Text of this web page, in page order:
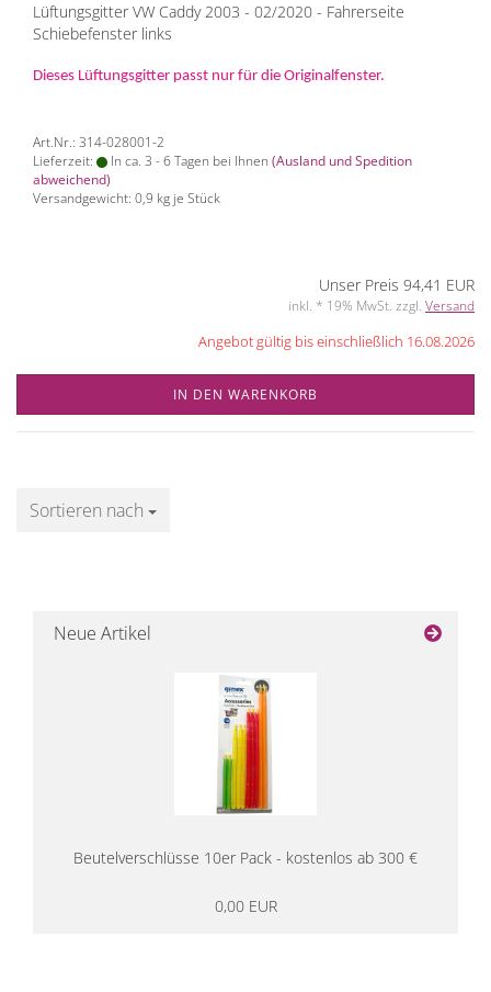
Lüftungsgitter VW Caddy 2003 - 02/2020 - Fahrerseite
Schiebefenster links
Dieses Lüftungsgitter passt nur für die Originalfenster.
Art.Nr.: 314-028001-2
Lieferzeit:
In ca. 3 - 6 Tagen bei Ihnen (Ausland und Spedition
abweichend)
Versandgewicht: 0,9 kg je Stück
Unser Preis 94,41 EUR
inkl. * 19% MwSt. zzgl. Versand
Angebot gültig bis einschließlich 16.08.2026
IN DEN WARENKORB
Sortieren nach
Sortieren nach
Neue Artikel
Beutelverschlüsse 10er Pack - kostenlos ab 300 €
0,00 EUR